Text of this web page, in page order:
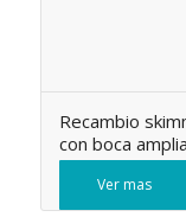
Recambio
con boca
Ver mas